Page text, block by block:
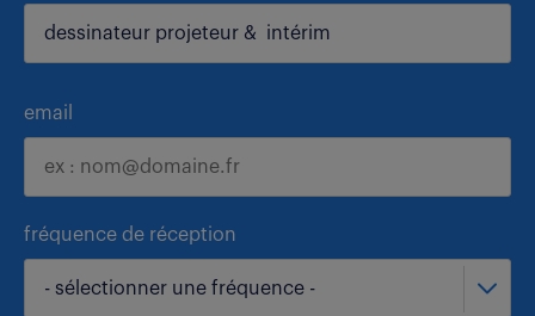
email
fréquence de réception
- sélectionner une fréquence -